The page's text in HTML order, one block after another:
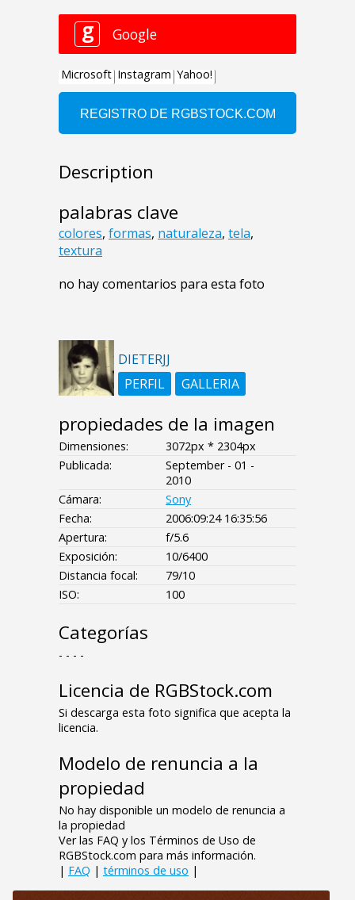
Description
palabras clave
colores, formas, naturaleza, tela,
textura
no hay comentarios para esta foto
DIETERJJ
PERFIL
GALLERIA
propiedades de la imagen
Dimensiones:
3072px * 2304px
Publicada:
September - 01 -
2010
Cámara:
Sony
Fecha:
2006:09:24 16:35:56
Apertura:
f/5.6
Exposición:
10/6400
Distancia focal:
79/10
ISO:
100
Categorías
- - - -
Licencia de RGBStock.com
Si descarga esta foto significa que acepta la
licencia.
Modelo de renuncia a la
propiedad
No hay disponible un modelo de renuncia a
la propiedad
Ver las FAQ y los Términos de Uso de
RGBStock.com para más información.
| FAQ | términos de uso |